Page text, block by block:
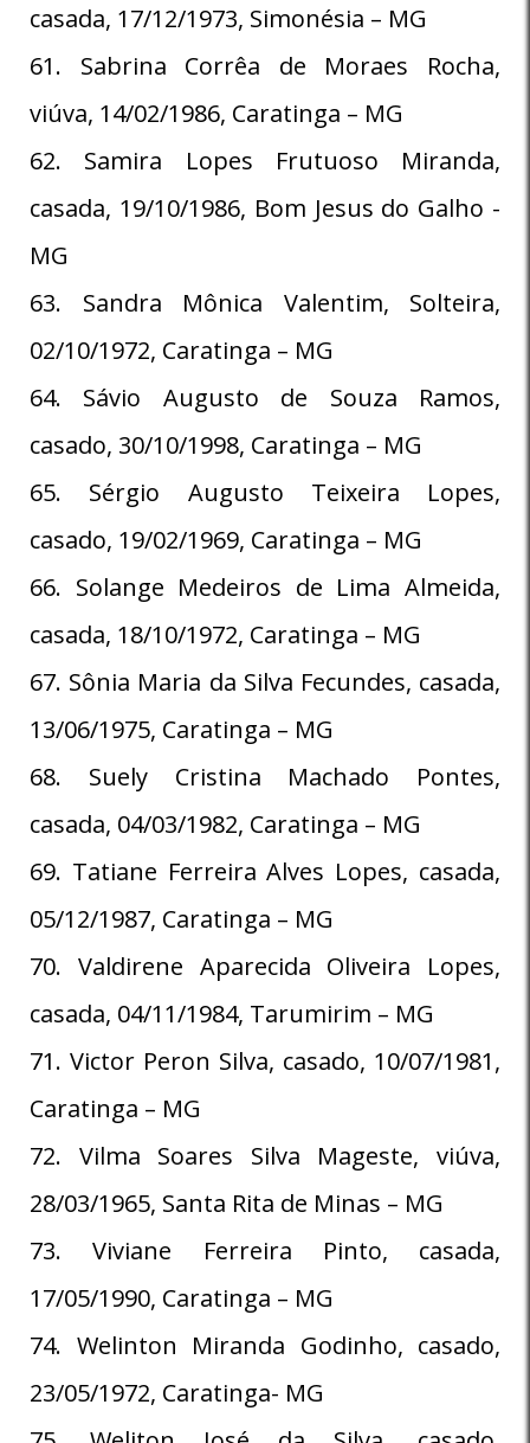
casada, 17/12/1973, Simonésia – MG
61. Sabrina Corrêa de Moraes Rocha,
viúva, 14/02/1986, Caratinga – MG
62. Samira Lopes Frutuoso Miranda,
casada, 19/10/1986, Bom Jesus do Galho -
MG
63. Sandra Mônica Valentim, Solteira,
02/10/1972, Caratinga – MG
64. Sávio Augusto de Souza Ramos,
casado, 30/10/1998, Caratinga – MG
65. Sérgio Augusto Teixeira Lopes,
casado, 19/02/1969, Caratinga – MG
66. Solange Medeiros de Lima Almeida,
casada, 18/10/1972, Caratinga – MG
67. Sônia Maria da Silva Fecundes, casada,
13/06/1975, Caratinga – MG
68. Suely Cristina Machado Pontes,
casada, 04/03/1982, Caratinga – MG
69. Tatiane Ferreira Alves Lopes, casada,
05/12/1987, Caratinga – MG
70. Valdirene Aparecida Oliveira Lopes,
casada, 04/11/1984, Tarumirim – MG
71. Victor Peron Silva, casado, 10/07/1981,
Caratinga – MG
72. Vilma Soares Silva Mageste, viúva,
28/03/1965, Santa Rita de Minas – MG
73. Viviane Ferreira Pinto, casada,
17/05/1990, Caratinga – MG
74. Welinton Miranda Godinho, casado,
23/05/1972, Caratinga- MG